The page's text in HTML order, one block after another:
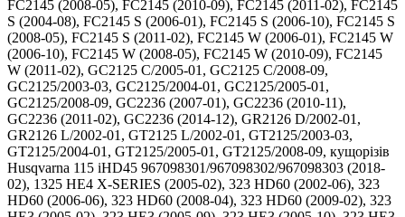
FC2145 (2008-05), FC2145 (2010-09), FC2145 (2011-02), FC2145
S (2004-08), FC2145 S (2006-01), FC2145 S (2006-10), FC2145 S
(2008-05), FC2145 S (2011-02), FC2145 W (2006-01), FC2145 W
(2006-10), FC2145 W (2008-05), FC2145 W (2010-09), FC2145
W (2011-02), GC2125 C/2005-01, GC2125 C/2008-09,
GC2125/2003-03, GC2125/2004-01, GC2125/2005-01,
GC2125/2008-09, GC2236 (2007-01), GC2236 (2010-11),
GC2236 (2011-02), GC2236 (2014-12), GR2126 D/2002-01,
GR2126 L/2002-01, GT2125 L/2002-01, GT2125/2003-03,
GT2125/2004-01, GT2125/2005-01, GT2125/2008-09, кущорізів
Husqvarna 115 iHD45 967098301/967098302/967098303 (2018-
02), 1325 HE4 X-SERIES (2005-02), 323 HD60 (2002-06), 323
HD60 (2006-06), 323 HD60 (2008-04), 323 HD60 (2009-02), 323